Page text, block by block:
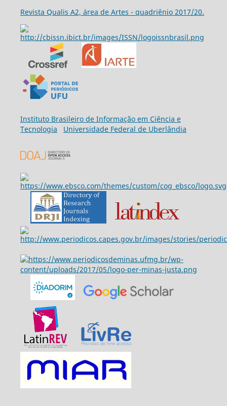
Revista Qualis A2, área de Artes - quadriênio 2017/20.
Instituto Brasileiro de Informação em Ciência e
Tecnologia
Universidade Federal de Uberlândia